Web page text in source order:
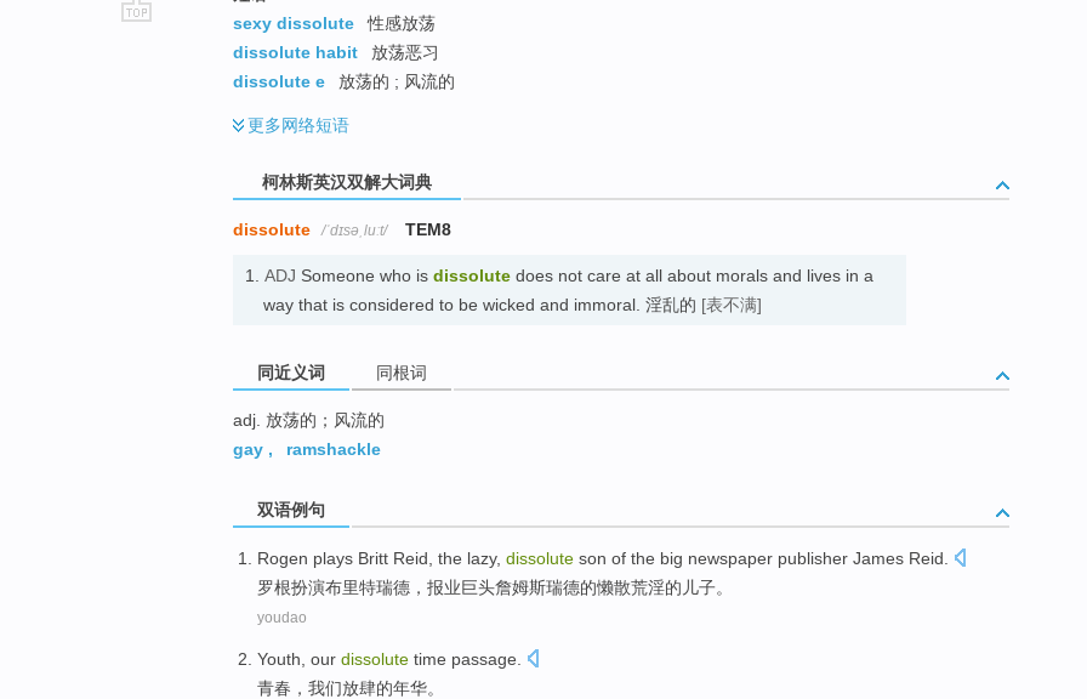
sexy dissolute
性感放荡
dissolute habit
放荡恶习
dissolute e
放荡的 ; 风流的
更多网络短语
柯林斯英汉双解大词典
dissolute /ˈdɪsəˌluːt/ TEM8
1. ADJ Someone who is dissolute does not care at all about morals and lives in a
way that is considered to be wicked and immoral. 淫乱的 [表不满]
同近义词 同根词
adj. 放荡的；风流的
gay , ramshackle
双语例句
Rogen plays Britt Reid, the lazy, dissolute son of the big newspaper publisher James Reid
罗根扮演布里特瑞德， 报业巨头詹姆斯瑞德的懒散荒淫的 儿子。
youdao
Youth our dissolute time passage.
青春 ， 我们放肆的年华。